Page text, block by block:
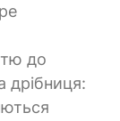
до
дрібниця: